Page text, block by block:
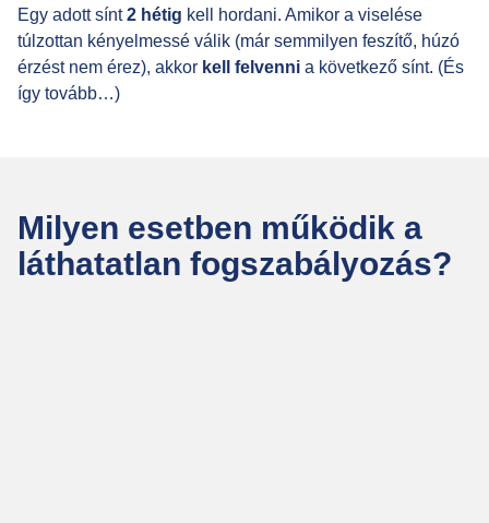
Egy adott sínt2 hétig kell hordani. Amikor a viselése
túlzottan kényelmessé válik (már semmilyen feszítő, húzó
érzést nem érez), akkor kell felvenni a következő sínt. (És
így tovább…)
Milyen esetben működik a
láthatatlan fogszabályozás?